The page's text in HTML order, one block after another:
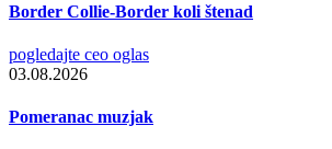
Border Collie-Border koli štenad
pogledajte ceo oglas
03.08.2026
Pomeranac muzjak